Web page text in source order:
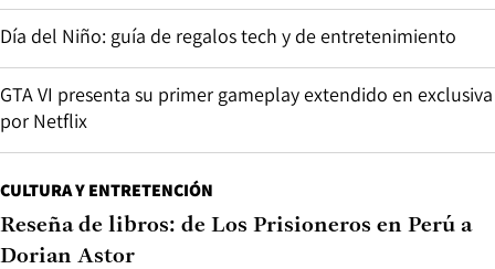
Día del Niño: guía de regalos tech y de entretenimiento
GTA VI presenta su primer gameplay extendido en exclusiva
por Netflix
CULTURA Y ENTRETENCIÓN
Reseña de libros: de Los Prisioneros en Perú a
Dorian Astor